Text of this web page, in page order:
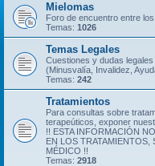
Mielomas
Foro de encuentro entre
Temas: 1026
Temas Legales
Cuestiones y dudas
(Minusvalía, Invalidez,
Temas: 242
Tratamientos
Para consultas sobre
terapeúticos, exponer
!! ESTA INFORMACIÓN
EN LOS TRATAMIENTOS,
MÉDICO !!
Temas: 2918